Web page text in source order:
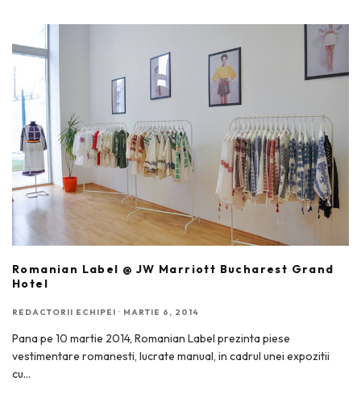
Romanian Label @ JW Marriott Bucharest Grand
Hotel
REDACTORII ECHIPEI · MARTIE 6, 2014
Pana pe 10 martie 2014, Romanian Label prezinta piese
vestimentare romanesti, lucrate manual, in cadrul unei expozitii
cu...